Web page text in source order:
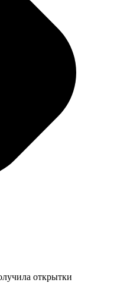
браузер на
открытки